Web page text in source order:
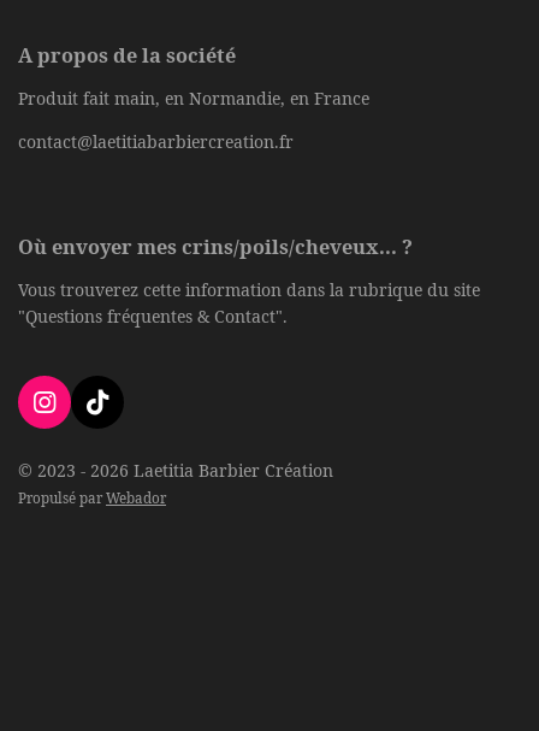
A propos de la société
Produit fait main, en Normandie, en France
contact@laetitiabarbiercreation.fr
Où envoyer mes crins/poils/cheveux... ?
Vous trouverez cette information dans la rubrique du site
"Questions fréquentes & Contact".
I
n
s
t
a
T
i
k
T
o
© 2023 - 2026 Laetitia Barbier Création
Propulsé par Webador